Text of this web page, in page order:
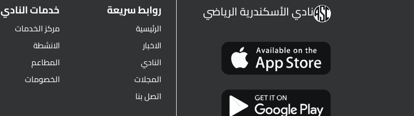
نادي الأسكندرية الرياضي روابط سريعة
الرئيسية
الاخبار
النادي
المجلات
اتصل بنا
خدمات النادي
مركز الخدمات
الانشطة
المطاعم
الخصومات